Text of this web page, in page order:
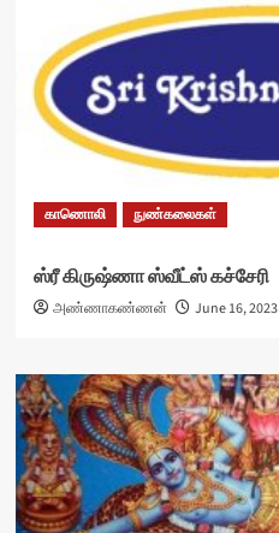
காணொலி நுண்கலைகள்
ஸ்ரீ கிருஷ்ணா ஸ்வீட்ஸ் கச்சேரி
அண்ணாகண்ணன் June 16, 2023